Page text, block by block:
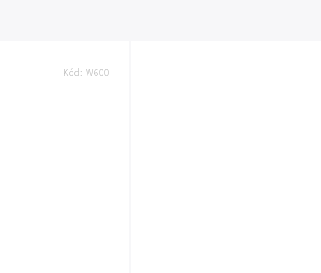
Kód:W600